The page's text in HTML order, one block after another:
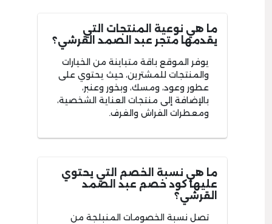
ما هي نوعية المنتجات التي
يقدمها متجر عبد الصمد القرشي؟
يوفر الموقع باقة متباينة من الخيارات
والمنتجات للمشترين، حيث يحتوي على
عطور وعود، ومسك، وبخور وعنبر،
بالإضافة إلى منتجات العناية الشخصية،
ومعطرات الفراش والغرف.
ما هي نسبة الخصم التي يحتوي
عليها كود خصم عبد الصمد
القرشي؟
تصل نسبة الخصومات المنبلجة من